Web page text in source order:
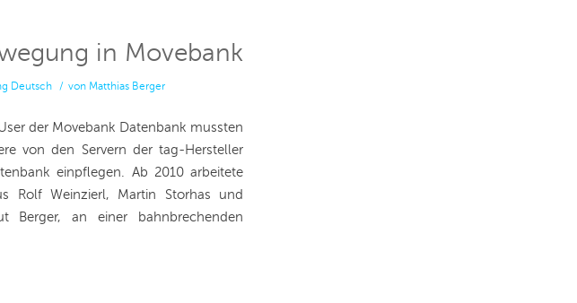
in Movebank
Deutsch / von Matthias Berger
der Movebank Datenbank mussten
von den Servern der tag-Hersteller
einpflegen. Ab 2010 arbeitete
Rolf Weinzierl, Martin Storhas und
Berger, an einer bahnbrechenden